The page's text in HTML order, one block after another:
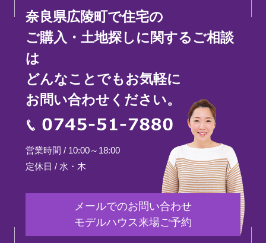
奈良県広陵町で住宅の
ご購入・土地探しに関するご相談
は
どんなことでもお気軽に
お問い合わせください。
0745-51-7880
営業時間 / 10:00～18:00
定休日 / 水・木
メールでのお問い合わせ
モデルハウス来場ご予約